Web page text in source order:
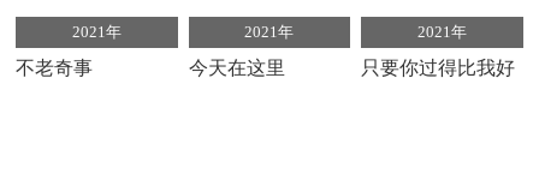
2021年
不老奇事
2021年
今天在这里
2021年
只要你过得比我好